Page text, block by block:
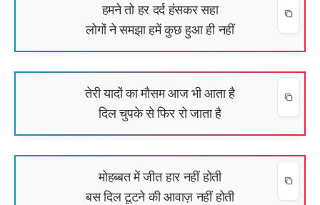
हमने तो हर दर्द हंसकर सहा
लोगों ने समझा हमें कुछ हुआ ही नहीं
तेरी यादों का मौसम आज भी आता है
दिल चुपके से फिर रो जाता है
मोहब्बत में जीत हार नहीं होती
बस दिल टूटने की आवाज़ नहीं होती